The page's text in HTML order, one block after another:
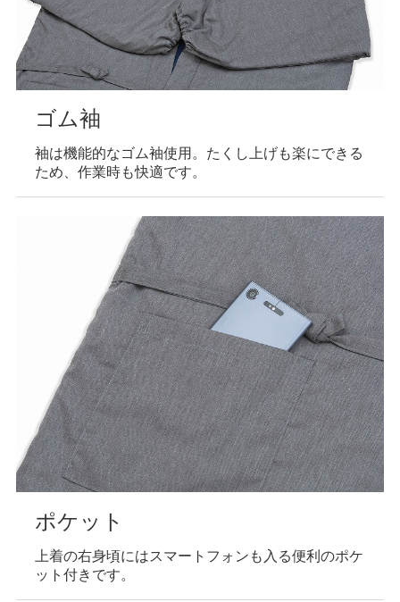
ゴム袖
袖は機能的なゴム袖使用。たくし上げも楽にできる
ため、作業時も快適です。
ポケット
上着の右身頃にはスマートフォンも入る便利のポケ
ット付きです。